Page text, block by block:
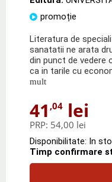
promoție
Literatura de
sanatatii ne arata
din punct de vedere
ca in tarile cu
mult
41 ,04 lei
PRP: 54,00 lei
Disponibilitate: In
Timp confirmare